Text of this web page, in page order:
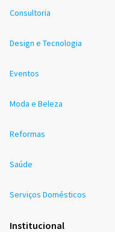
Consultoria
Design e Tecnologia
Eventos
Moda e Beleza
Reformas
Saúde
Serviços Domésticos
Institucional